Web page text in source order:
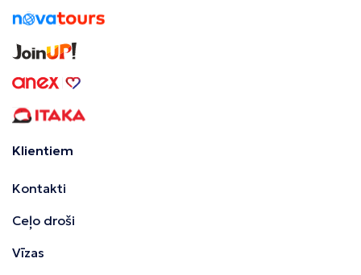
Klientiem
Kontakti
Ceļo droši
Vīzas